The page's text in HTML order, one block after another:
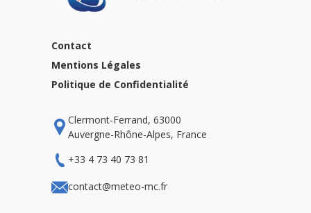
Contact
Mentions Légales
Politique de Confidentialité
Clermont-Ferrand, 63000
Auvergne-Rhône-Alpes, France
+33 4 73 40 73 81
contact@meteo-mc.fr